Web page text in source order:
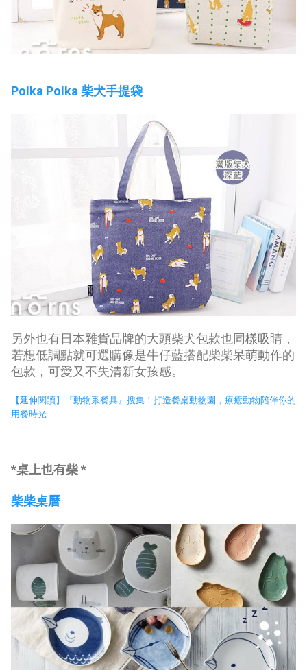
Polka Polka 柴犬手提袋
另外也有日本雜貨品牌的大頭柴犬包款也同樣吸睛，
若想低調點就可選購像是牛仔藍搭配柴柴呆萌動作的
包款，可愛又不失清新女孩感。
【延伸閱讀】『動物系餐具』搜集！打造餐桌動物園，療癒動物陪伴你的
用餐時光
*桌上也有柴 *
柴柴桌曆